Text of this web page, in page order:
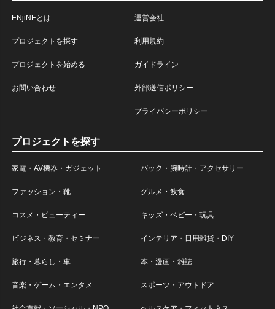
ENjiNEとは
プロジェクトを探す
プロジェクトを始める
お問い合わせ
運営会社
利用規約
ガイドライン
外部送信ポリシー
プライバシーポリシー
プロジェクトを探す
家電・AV機器・ガジェット バック・腕時計・アクセサリー
ファッション・靴 グルメ・飲食
コスメ・ビューティー キッズ・ベビー・玩具
ビジネス・教育・セミナー インテリア・日用雑貨・DIY
旅行・暮らし・車 本・漫画・雑誌
音楽・ゲーム・エンタメ スポーツ・アウトドア